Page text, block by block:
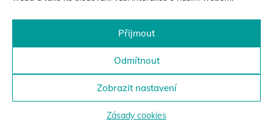
Přijmout
Odmítnout
Zobrazit nastavení
Zásady cookies